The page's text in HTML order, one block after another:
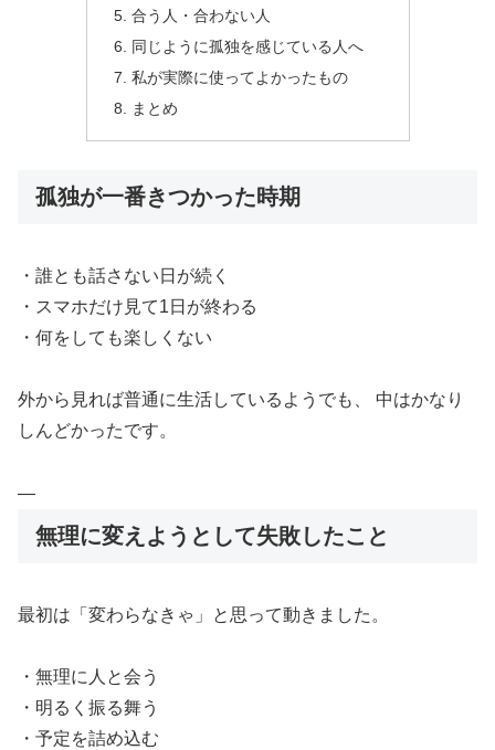
合う人・合わない人
同じように孤独を感じている人へ
私が実際に使ってよかったもの
まとめ
孤独が一番きつかった時期
・誰とも話さない日が続く
・スマホだけ見て1日が終わる
・何をしても楽しくない
外から見れば普通に生活しているようでも、 中はかなり
しんどかったです。
—
無理に変えようとして失敗したこと
最初は「変わらなきゃ」と思って動きました。
・無理に人と会う
・明るく振る舞う
・予定を詰め込む